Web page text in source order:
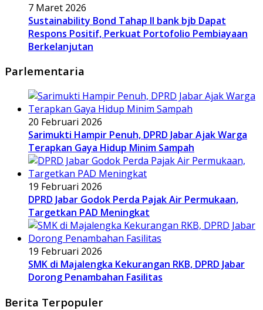
7 Maret 2026
Sustainability Bond Tahap II bank bjb Dapat
Respons Positif, Perkuat Portofolio Pembiayaan
Berkelanjutan
Parlementaria
20 Februari 2026
Sarimukti Hampir Penuh, DPRD Jabar Ajak Warga
Terapkan Gaya Hidup Minim Sampah
19 Februari 2026
DPRD Jabar Godok Perda Pajak Air Permukaan,
Targetkan PAD Meningkat
19 Februari 2026
SMK di Majalengka Kekurangan RKB, DPRD Jabar
Dorong Penambahan Fasilitas
Berita Terpopuler